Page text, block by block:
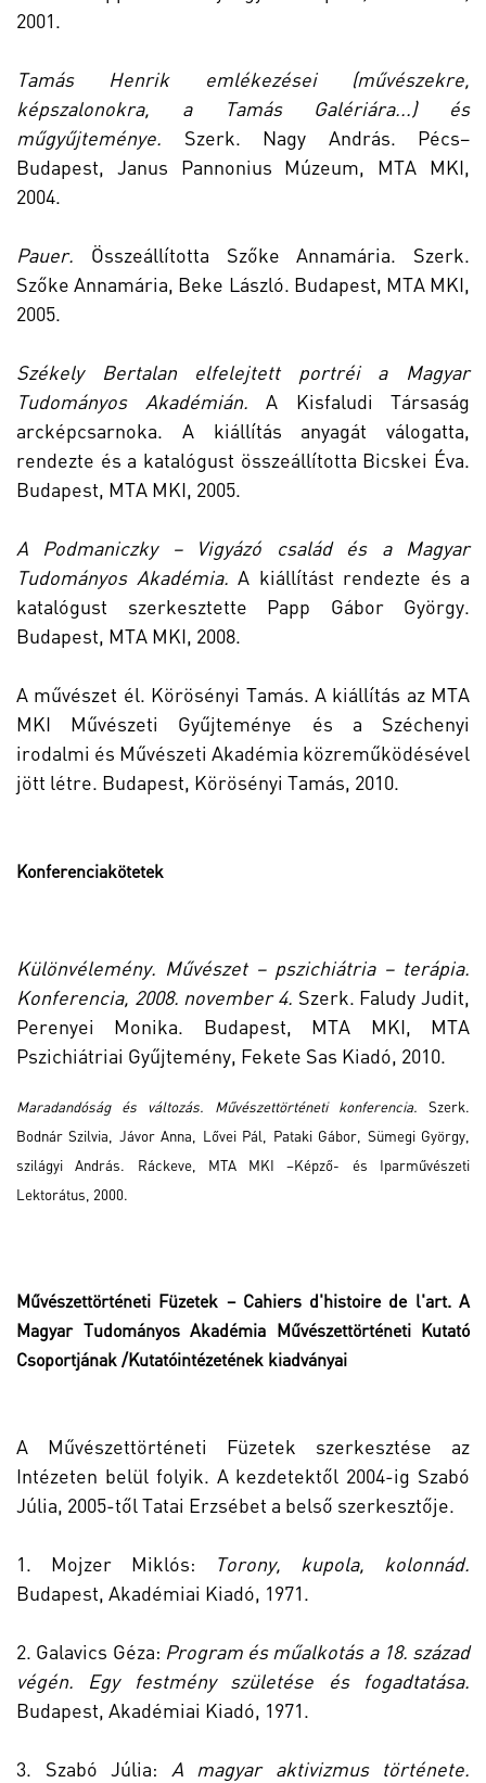
2001.
Tamás Henrik emlékezései (művészekre,
képszalonokra, a Tamás Galériára...) és
műgyűjteménye. Szerk. Nagy András. Pécs–
Budapest, Janus Pannonius Múzeum, MTA MKI,
2004.
Pauer. Összeállította Szőke Annamária. Szerk.
Szőke Annamária, Beke László. Budapest, MTA MKI,
2005.
Székely Bertalan elfelejtett portréi a Magyar
Tudományos Akadémián. A Kisfaludi Társaság
arcképcsarnoka. A kiállítás anyagát válogatta,
rendezte és a katalógust összeállította Bicskei Éva.
Budapest, MTA MKI, 2005.
A Podmaniczky – Vigyázó család és a Magyar
Tudományos Akadémia. A kiállítást rendezte és a
katalógust szerkesztette Papp Gábor György.
Budapest, MTA MKI, 2008.
A művészet él. Körösényi Tamás. A kiállítás az MTA
MKI Művészeti Gyűjteménye és a Széchenyi
irodalmi és Művészeti Akadémia közreműködésével
jött létre. Budapest, Körösényi Tamás, 2010.
Konferenciakötetek
Különvélemény. Művészet – pszichiátria – terápia.
Konferencia, 2008. november 4. Szerk. Faludy Judit,
Perenyei Monika. Budapest, MTA MKI, MTA
Pszichiátriai Gyűjtemény, Fekete Sas Kiadó, 2010.
Maradandóság és változás. Művészettörténeti konferencia. Szerk.
Bodnár Szilvia, Jávor Anna, Lővei Pál, Pataki Gábor, Sümegi György,
szilágyi András. Ráckeve, MTA MKI –Képző- és Iparművészeti
Lektorátus, 2000.
Művészettörténeti Füzetek – Cahiers d'histoire de l'art. A
Magyar Tudományos Akadémia Művészettörténeti Kutató
Csoportjának /Kutatóintézetének kiadványai
A Művészettörténeti Füzetek szerkesztése az
Intézeten belül folyik. A kezdetektől 2004-ig Szabó
Júlia, 2005-től Tatai Erzsébet a belső szerkesztője.
1. Mojzer Miklós:
Torony, kupola, kolonnád.
Budapest, Akadémiai Kiadó, 1971.
2. Galavics Géza: Program és műalkotás a 18. század
végén. Egy festmény születése és fogadtatása.
Budapest, Akadémiai Kiadó, 1971.
3. Szabó Júlia: A magyar aktivizmus története.